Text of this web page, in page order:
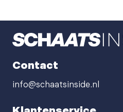
Contact
info@schaatsinside.nl